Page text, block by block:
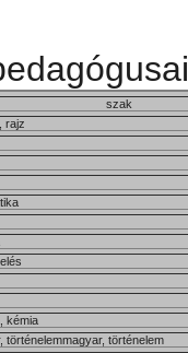
szak
rajz
kémia
történelemmagyar, történelem